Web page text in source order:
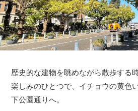
歴史的な建物を眺めながら散歩する
楽しみのひとつで、イチョウの黄色
下公園通りへ。